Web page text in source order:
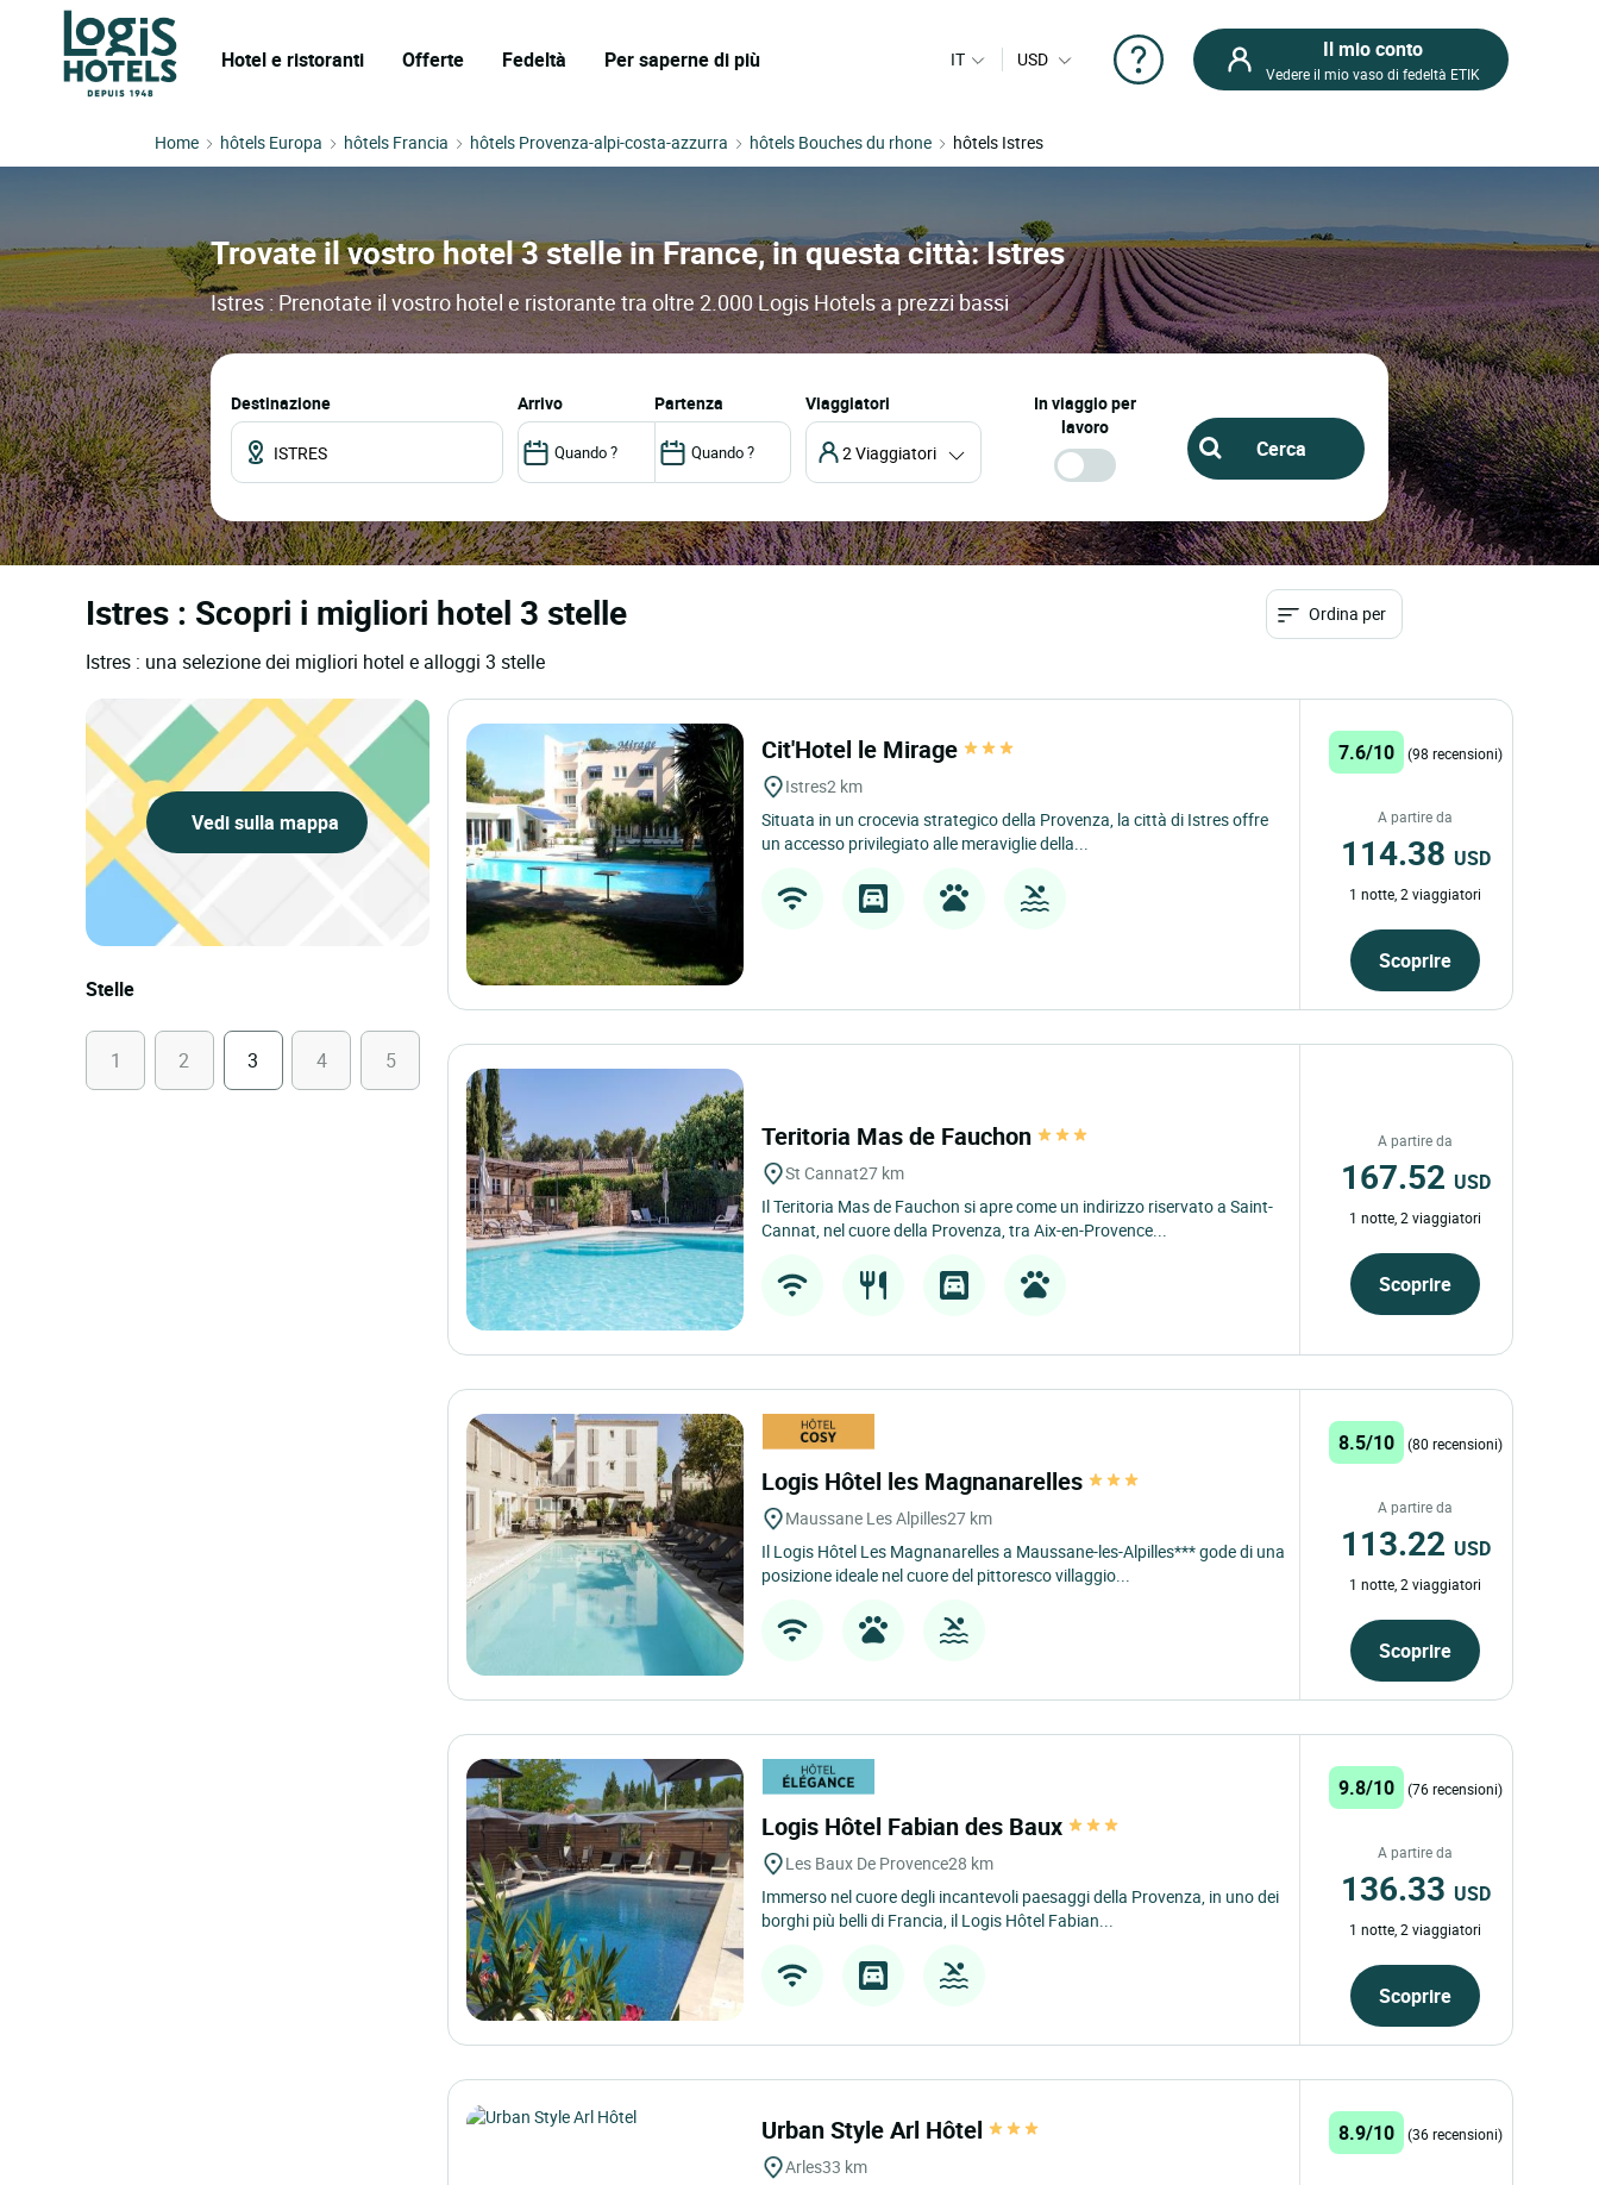
Hotel e ristoranti Offerte Fedeltà Per saperne di più IT USD Il mio conto
Vedere il mio vaso di fedeltà ETIK
Home hôtels Europa hôtels Francia hôtels Provenza-alpi-costa-azzurra hôtels Bouches du rhone hôtels Istres
Trovate il vostro hotel 3 stelle in France, in questa città: Istres
Istres : Prenotate il vostro hotel e ristorante tra oltre 2.000 Logis Hotels a prezzi bassi
Destinazione arrivo partenza Viaggiatori
2 Viaggiatori
In viaggio per
lavoro
Istres : Scopri i migliori hotel 3 stelle
Istres : una selezione dei migliori hotel e alloggi 3 stelle
Ordina per
Vedi sulla mappa
Stelle
1 2 3 4 5
Cit'Hotel le Mirage
Istres2 km
Situata in un crocevia strategico della Provenza, la città di Istres offre
un accesso privilegiato alle meraviglie della...
7.6/10 (98 recensioni)
A partire da
114.38 USD
1 notte, 2 viaggiatori
Scoprire
Teritoria Mas de Fauchon
St Cannat27 km
Il Teritoria Mas de Fauchon si apre come un indirizzo riservato a Saint-
Cannat, nel cuore della Provenza, tra Aix-en-Provence...
A partire da
167.52 USD
1 notte, 2 viaggiatori
Scoprire
Logis Hôtel les Magnanarelles
Maussane Les Alpilles27 km
Il Logis Hôtel Les Magnanarelles a Maussane-les-Alpilles*** gode di una
posizione ideale nel cuore del pittoresco villaggio...
8.5/10 (80 recensioni)
A partire da
113.22 USD
1 notte, 2 viaggiatori
Scoprire
Logis Hôtel Fabian des Baux
Les Baux De Provence28 km
Immerso nel cuore degli incantevoli paesaggi della Provenza, in uno dei
borghi più belli di Francia, il Logis Hôtel Fabian...
9.8/10 (76 recensioni)
A partire da
136.33 USD
1 notte, 2 viaggiatori
Scoprire
Urban Style Arl Hôtel
Arles33 km
8.9/10 (36 recensioni)